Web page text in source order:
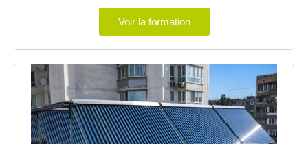
Voir la formation